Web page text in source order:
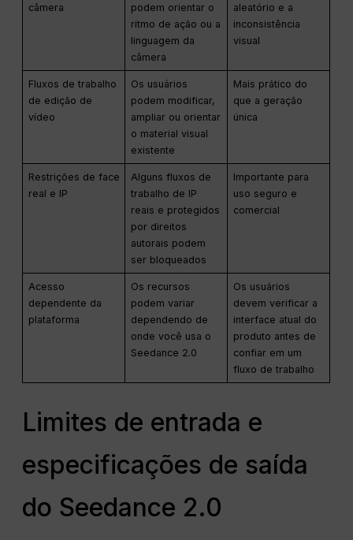
câmera
podem orientar o
ritmo de ação ou a
linguagem da
câmera
aleatório e a
inconsistência
visual
Fluxos de trabalho
de edição de
vídeo
Os usuários
podem modificar,
ampliar ou orientar
o material visual
existente
Mais prático do
que a geração
única
Restrições de face
real e IP
Alguns fluxos de
trabalho de IP
reais e protegidos
por direitos
autorais podem
ser bloqueados
Importante para
uso seguro e
comercial
Acesso
dependente da
plataforma
Os recursos
podem variar
dependendo de
onde você usa o
Seedance 2.0
Os usuários
devem verificar a
interface atual do
produto antes de
confiar em um
fluxo de trabalho
Limites de entrada e
especificações de saída
do Seedance 2.0